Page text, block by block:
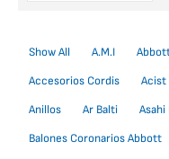
Show All A.M.I
Accesorios Cordis
Acist
Anillos
Ar Balti
Balones Coronarios Abbott